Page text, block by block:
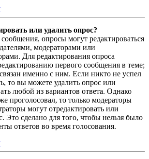
или удалить опрос?
опросы могут редактироваться
модераторами или
Для редактирования опроса
первого сообщения в теме;
именно с ним. Если никто не успел
то вы можете удалить опрос или
любой из вариантов ответа. Однако
проголосовал, то только модераторы
могут отредактировать или
Это сделано для того, чтобы нельзя было
ответов во время голосования.